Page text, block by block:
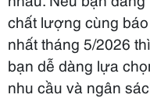
chất lượng cùng
nhất tháng 5/2026
bạn dễ dàng lựa
nhu cầu và ngân